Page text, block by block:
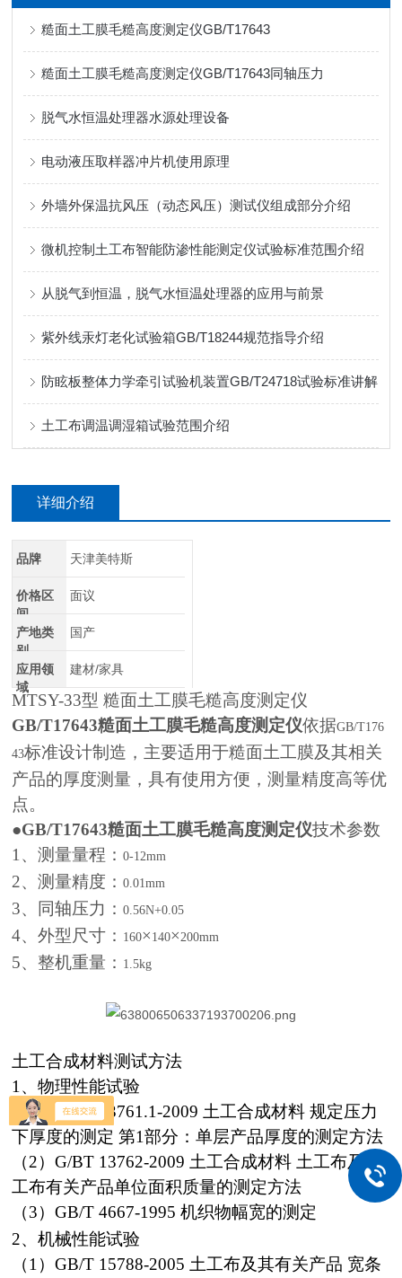
糙面土工膜毛糙高度测定仪GB/T17643
糙面土工膜毛糙高度测定仪GB/T17643同轴压力
脱气水恒温处理器水源处理设备
电动液压取样器冲片机使用原理
外墙外保温抗风压（动态风压）测试仪组成部分介绍
微机控制土工布智能防渗性能测定仪试验标准范围介绍
从脱气到恒温，脱气水恒温处理器的应用与前景
紫外线汞灯老化试验箱GB/T18244规范指导介绍
防眩板整体力学牵引试验机装置GB/T24718试验标准讲解
土工布调温调湿箱试验范围介绍
详细介绍
品牌 天津美特斯
价格区
间
面议
产地类
别
国产
应用领
域
建材/家具
MTSY-33型 糙面土工膜毛糙高度测定仪
GB/T17643糙面土工膜毛糙高度测定仪依据GB/T176
43标准设计制造，主要适用于糙面土工膜及其相关
产品的厚度测量，具有使用方便，测量精度高等优
点。
●GB/T17643糙面土工膜毛糙高度测定仪技术参数
1 、测量量程：0-12mm
2、测量精度：0.01mm
3、同轴压力：0.56N+0.05
4、外型尺寸： 160× 140× 200mm
5、整机重量： 1.5kg
土工合成材料测试方法
1、物理性能试验
（1）GB/T 13761.1-2009 土工合成材料 规定压力
下厚度的测定 第1部分：单层产品厚度的测定方法
（2）G/BT 13762-2009 土工合成材料 土工布及土
工布有关产品单位面积质量的测定方法
（3）GB/T 4667-1995 机织物幅宽的测定
2、机械性能试验
（1）GB/T 15788-2005 土工布及其有关产品 宽条